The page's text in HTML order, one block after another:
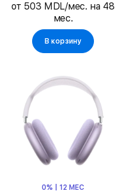
от 503 MDL/мес. на 48
мес.
В корзину
0% | 12 МЕС